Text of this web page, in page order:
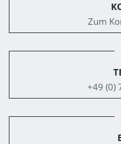
Zum
+49 (0)